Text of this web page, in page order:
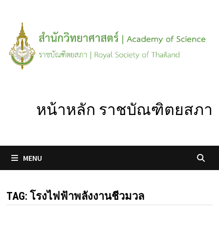
content
หน้าหลัก ราชบัณฑิตยสภา
MENU
TAG: โรงไฟฟ้าพลังงานชีวมวล